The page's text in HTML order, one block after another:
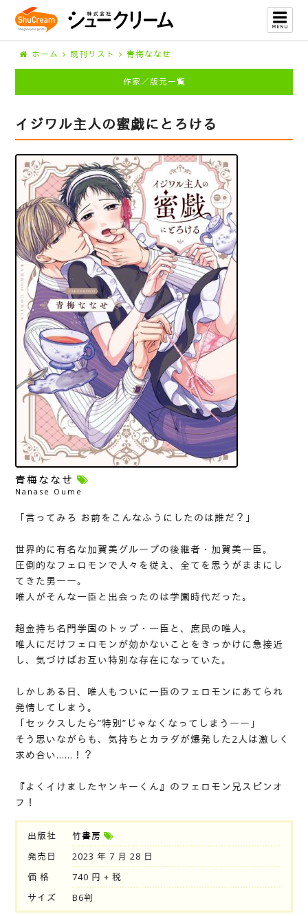
ホーム 既刊リスト 青梅ななせ
作家／版元一覧
イジワル主人の蜜戯にとろける
青梅ななせ
Nanase Oume
「言ってみろ お前をこんなふうにしたのは誰だ？」
世界的に有名な加賀美グループの後継者・加賀美一臣。
圧倒的なフェロモンで人々を従え、全てを思うがままにし
てきた男ーー。
唯人がそんな一臣と出会ったのは学園時代だった。
超金持ち名門学園のトップ・一臣と、庶民の唯人。
唯人にだけフェロモンが効かないことをきっかけに急接近
し、気づけばお互い特別な存在になっていた。
しかしある日、唯人もついに一臣のフェロモンにあてられ
発情してしまう。
「セックスしたら”特別”じゃなくなってしまうーー」
そう思いながらも、気持ちとカラダが爆発した2人は激しく
求め合い……！？
『よくイけましたヤンキーくん』のフェロモン兄スピンオ
フ！
出版社
竹書房
発売日
2023 年 7 月 28 日
価 格
740 円 + 税
サイズ
B6判